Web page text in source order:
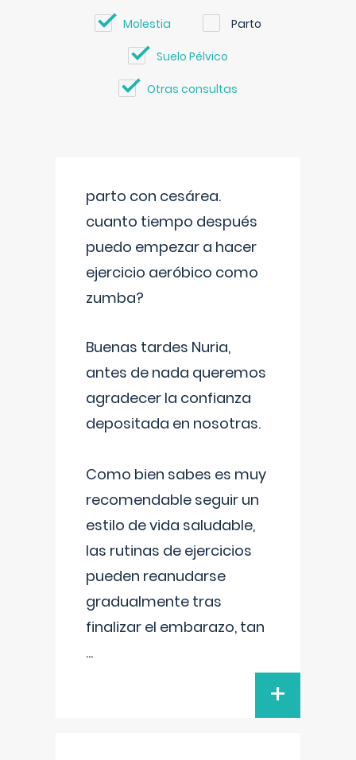
Molestia Parto
Suelo Pélvico
Otras consultas
parto con cesárea.
cuanto tiempo después
puedo empezar a hacer
ejercicio aeróbico como
zumba?
Buenas tardes Nuria,
antes de nada queremos
agradecer la confianza
depositada en nosotras.
Como bien sabes es muy
recomendable seguir un
estilo de vida saludable,
las rutinas de ejercicios
pueden reanudarse
gradualmente tras
finalizar el embarazo, tan
...
+